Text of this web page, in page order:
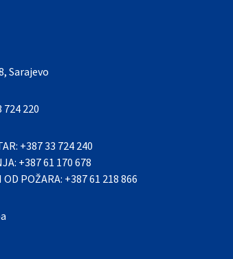
Sarajevo
724 220
+387 33 724 240
+387 61 170 678
POŽARA: +387 61 218 866